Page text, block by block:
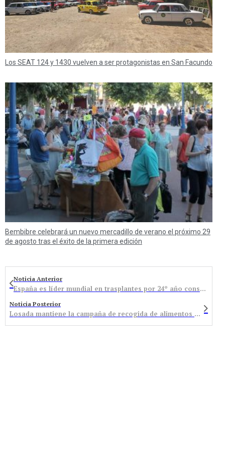
Los SEAT 124 y 1430 vuelven a ser protagonistas en San Facundo
Bembibre celebrará un nuevo mercadillo de verano el próximo 29
de agosto tras el éxito de la primera edición
Noticia Anterior
España es líder mundial en trasplantes por 24º año consecutivo
Noticia Posterior
Losada mantiene la campaña de recogida de alimentos a beneficio de las familias más necesitadas